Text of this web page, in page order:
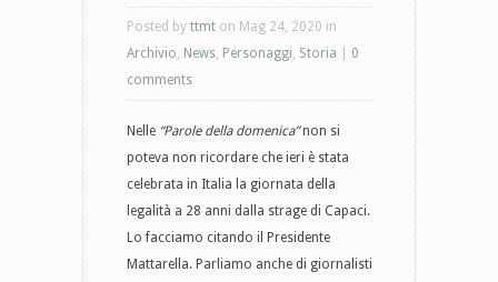
Posted by ttmt on Mag 24, 2020 in
Archivio, News, Personaggi, Storia
0
comments
Nelle “Parole della domenica”non si
poteva non ricordare che ieri è stata
celebrata in Italia la giornata della
legalità a 28 anni dalla strage di Capaci.
Lo facciamo citando il Presidente
Mattarella. Parliamo anche di giornalisti